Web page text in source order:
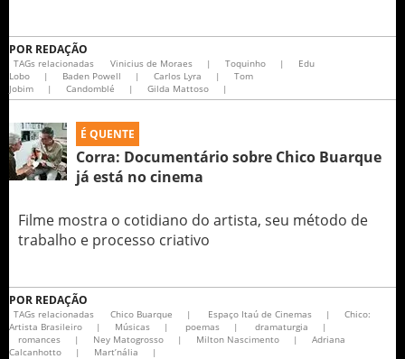
POR REDAÇÃO
TAGs relacionadas Vinicius de Moraes | Toquinho |
Edu
Lobo
| Baden Powell | Carlos Lyra |
Tom
Jobim
| Candomblé | Gilda Mattoso |
É QUENTE
Corra: Documentário sobre Chico Buarque
já está no cinema
Filme mostra o cotidiano do artista, seu método de
trabalho e processo criativo
POR REDAÇÃO
TAGs relacionadas Chico Buarque | Espaço Itaú de Cinemas |
Chico:
Artista Brasileiro
| Músicas | poemas | dramaturgia
|
romances
| Ney Matogrosso | Milton Nascimento |
Adriana
Calcanhotto
| Mart’nália |